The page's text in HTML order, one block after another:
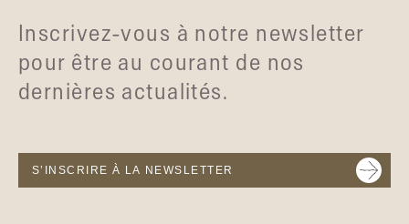
Inscrivez-vous à notre newsletter
pour être au courant de nos
dernières actualités.
S’INSCRIRE À LA NEWSLETTER